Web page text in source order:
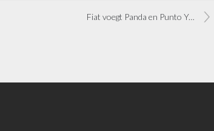
Fiat voegt Panda en Punto Young toe aan assortiment